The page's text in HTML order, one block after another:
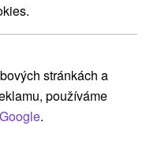
silvestrovská
nabídek.
Gerlachov
stránkách a
používáme
.